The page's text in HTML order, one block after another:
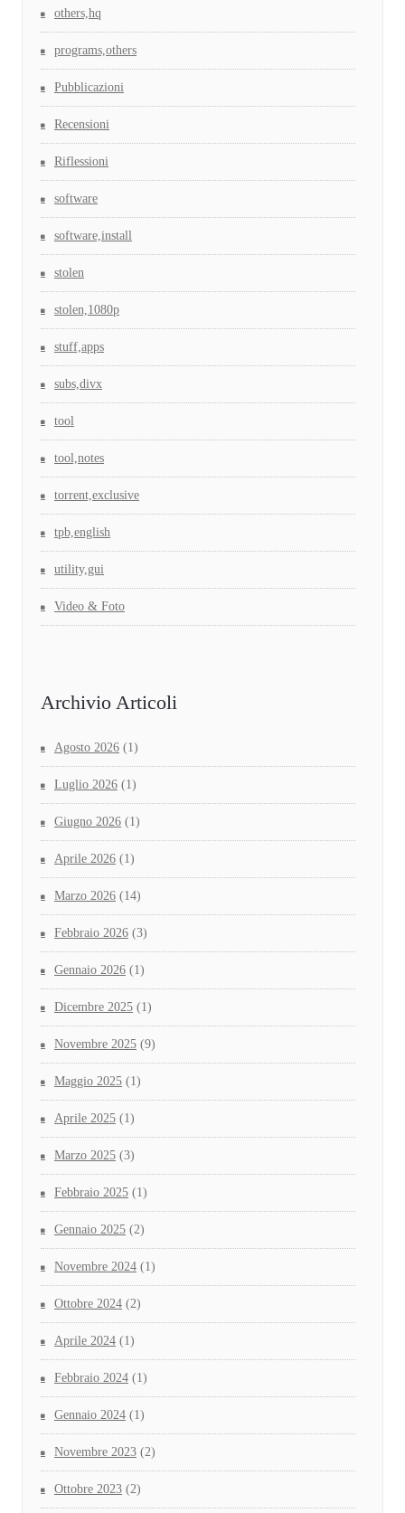
others,hq
programs,others
Pubblicazioni
Recensioni
Riflessioni
software
software,install
stolen
stolen,1080p
stuff,apps
subs,divx
tool
tool,notes
torrent,exclusive
tpb,english
utility,gui
Video & Foto
Archivio Articoli
Agosto 2026 (1)
Luglio 2026 (1)
Giugno 2026 (1)
Aprile 2026 (1)
Marzo 2026 (14)
Febbraio 2026 (3)
Gennaio 2026 (1)
Dicembre 2025 (1)
Novembre 2025 (9)
Maggio 2025 (1)
Aprile 2025 (1)
Marzo 2025 (3)
Febbraio 2025 (1)
Gennaio 2025 (2)
Novembre 2024 (1)
Ottobre 2024 (2)
Aprile 2024 (1)
Febbraio 2024 (1)
Gennaio 2024 (1)
Novembre 2023 (2)
Ottobre 2023 (2)